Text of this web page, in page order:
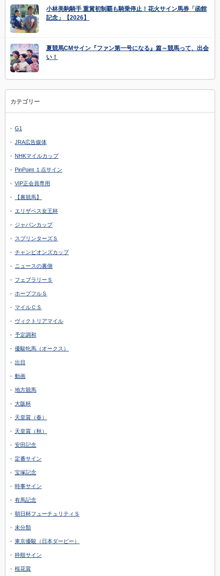
小林美駒騎手 重賞初制覇も騎乗停止！花火サイン馬券「函館
記念」【2026】
夏競馬CMサイン『ファン第一号になる』篇～競馬って、出会
い！
カテゴリー
G1
JRA広告媒体
NHKマイルカップ
PinPoint １点サイン
VIP正会員専用
【裏競馬】
エリザベス女王杯
ジャパンカップ
スプリンターズＳ
チャンピオンズカップ
ニュースの裏側
フェブラリーＳ
ホープフルＳ
マイルＣＳ
ヴィクトリアマイル
予定調和
優駿牝馬（オークス）
出目
動画
地方競馬
大阪杯
天皇賞（春）
天皇賞（秋）
安田記念
定番サイン
宝塚記念
時事サイン
有馬記念
朝日杯フューチュリティＳ
未分類
東京優駿（日本ダービー）
枠順サイン
桜花賞